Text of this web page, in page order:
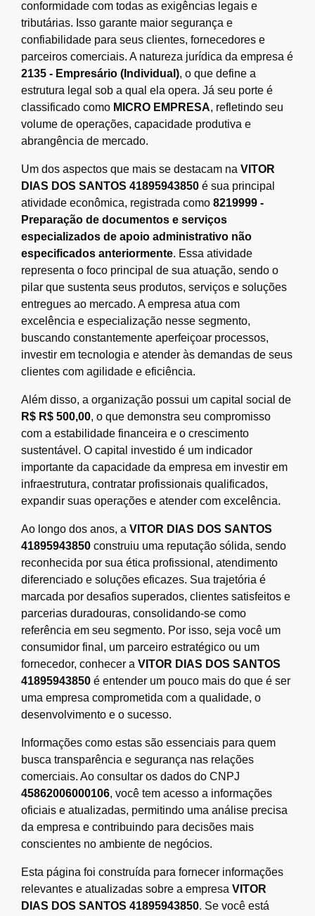
conformidade com todas as exigências legais e
tributárias. Isso garante maior segurança e
confiabilidade para seus clientes, fornecedores e
parceiros comerciais. A natureza jurídica da empresa é
2135 - Empresário (Individual), o que define a
estrutura legal sob a qual ela opera. Já seu porte é
classificado como MICRO EMPRESA, refletindo seu
volume de operações, capacidade produtiva e
abrangência de mercado.
Um dos aspectos que mais se destacam na VITOR
DIAS DOS SANTOS 41895943850 é sua principal
atividade econômica, registrada como 8219999 -
Preparação de documentos e serviços
especializados de apoio administrativo não
especificados anteriormente. Essa atividade
representa o foco principal de sua atuação, sendo o
pilar que sustenta seus produtos, serviços e soluções
entregues ao mercado. A empresa atua com
excelência e especialização nesse segmento,
buscando constantemente aperfeiçoar processos,
investir em tecnologia e atender às demandas de seus
clientes com agilidade e eficiência.
Além disso, a organização possui um capital social de
R$ R$ 500,00, o que demonstra seu compromisso
com a estabilidade financeira e o crescimento
sustentável. O capital investido é um indicador
importante da capacidade da empresa em investir em
infraestrutura, contratar profissionais qualificados,
expandir suas operações e atender com excelência.
Ao longo dos anos, a VITOR DIAS DOS SANTOS
41895943850 construiu uma reputação sólida, sendo
reconhecida por sua ética profissional, atendimento
diferenciado e soluções eficazes. Sua trajetória é
marcada por desafios superados, clientes satisfeitos e
parcerias duradouras, consolidando-se como
referência em seu segmento. Por isso, seja você um
consumidor final, um parceiro estratégico ou um
fornecedor, conhecer a VITOR DIAS DOS SANTOS
41895943850 é entender um pouco mais do que é ser
uma empresa comprometida com a qualidade, o
desenvolvimento e o sucesso.
Informações como estas são essenciais para quem
busca transparência e segurança nas relações
comerciais. Ao consultar os dados do CNPJ
45862006000106, você tem acesso a informações
oficiais e atualizadas, permitindo uma análise precisa
da empresa e contribuindo para decisões mais
conscientes no ambiente de negócios.
Esta página foi construída para fornecer informações
relevantes e atualizadas sobre a empresa VITOR
DIAS DOS SANTOS 41895943850. Se você está